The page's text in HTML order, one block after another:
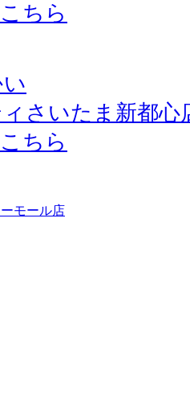
ちら
さいたま新都心
ちら
モール店